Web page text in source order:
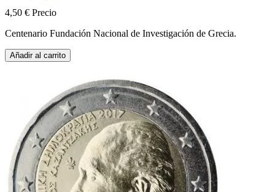
4,50 € Precio
Centenario Fundación Nacional de Investigación de Grecia.
Añadir al carrito